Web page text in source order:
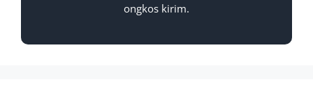
ongkos kirim.